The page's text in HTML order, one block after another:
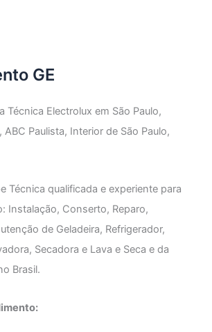
GE
Técnica Electrolux em São Paulo,
ABC Paulista, Interior de São Paulo,
Técnica qualificada e experiente para
Instalação, Conserto, Reparo,
de Geladeira, Refrigerador,
Secadora e Lava e Seca e da
Brasil.